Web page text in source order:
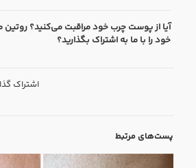
آیا از پوست چرب خود مراقبت می‌کنید؟
خود را با ما به اشتراک بگذارید؟
اشتراک
پست‌های مرتبط